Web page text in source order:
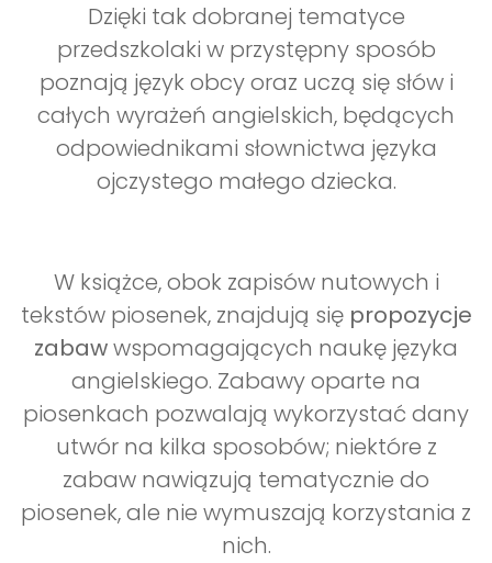
Dzięki tak dobranej tematyce
przedszkolaki w przystępny sposób
poznają język obcy oraz uczą się słów i
całych wyrażeń angielskich, będących
odpowiednikami słownictwa języka
ojczystego małego dziecka.
W książce, obok zapisów nutowych i
tekstów piosenek, znajdują się propozycje
zabawwspomagających naukę języka
angielskiego. Zabawy oparte na
piosenkach pozwalają wykorzystać dany
utwór na kilka sposobów; niektóre z
zabaw nawiązują tematycznie do
piosenek, ale nie wymuszają korzystania z
nich.